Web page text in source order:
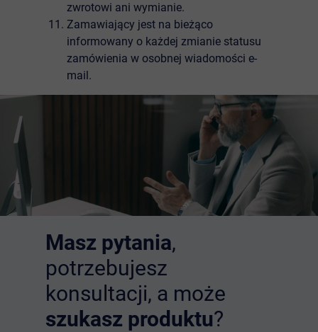
zwrotowi ani wymianie.
Zamawiający jest na bieżąco
informowany o każdej zmianie statusu
zamówienia w osobnej wiadomości e-
mail.
Masz pytania,
potrzebujesz
konsultacji, a może
szukasz produktu?